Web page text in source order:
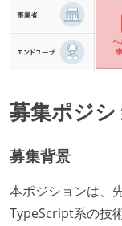
募集ポジ
募集背景
本ポジションは、
TypeScript系の技